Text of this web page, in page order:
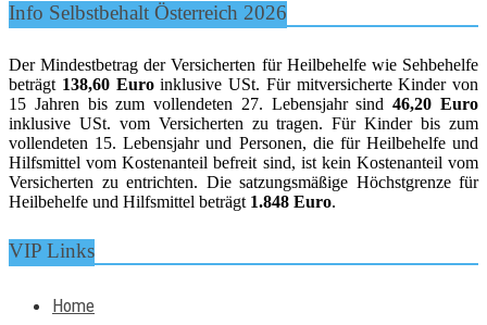
Info Selbstbehalt Österreich 2026
Der Mindestbetrag der Versicherten für Heilbehelfe wie Sehbehelfe
beträgt 138,60 Euroinklusive USt. Für mitversicherte Kinder von
15 Jahren bis zum vollendeten 27. Lebensjahr sind46,20 Euro
inklusive USt. vom Versicherten zu tragen. Für Kinder bis zum
vollendeten 15. Lebensjahr und Personen, die für Heilbehelfe und
Hilfsmittel vom Kostenanteil befreit sind, ist kein Kostenanteil vom
Versicherten zu entrichten. Die satzungsmäßige Höchstgrenze für
Heilbehelfe und Hilfsmittel beträgt 1.848 Euro.
VIP Links
Home